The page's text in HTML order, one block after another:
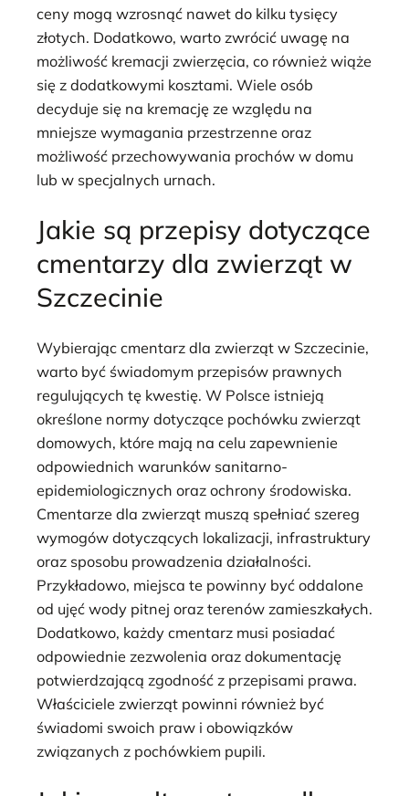
ceny mogą wzrosnąć nawet do kilku tysięcy
złotych. Dodatkowo, warto zwrócić uwagę na
możliwość kremacji zwierzęcia, co również wiąże
się z dodatkowymi kosztami. Wiele osób
decyduje się na kremację ze względu na
mniejsze wymagania przestrzenne oraz
możliwość przechowywania prochów w domu
lub w specjalnych urnach.
Jakie są przepisy dotyczące
cmentarzy dla zwierząt w
Szczecinie
Wybierając cmentarz dla zwierząt w Szczecinie,
warto być świadomym przepisów prawnych
regulujących tę kwestię. W Polsce istnieją
określone normy dotyczące pochówku zwierząt
domowych, które mają na celu zapewnienie
odpowiednich warunków sanitarno-
epidemiologicznych oraz ochrony środowiska.
Cmentarze dla zwierząt muszą spełniać szereg
wymogów dotyczących lokalizacji, infrastruktury
oraz sposobu prowadzenia działalności.
Przykładowo, miejsca te powinny być oddalone
od ujęć wody pitnej oraz terenów zamieszkałych.
Dodatkowo, każdy cmentarz musi posiadać
odpowiednie zezwolenia oraz dokumentację
potwierdzającą zgodność z przepisami prawa.
Właściciele zwierząt powinni również być
świadomi swoich praw i obowiązków
związanych z pochówkiem pupili.